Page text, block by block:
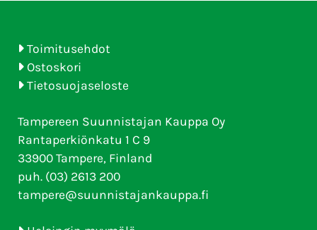
Toimitusehdot
Ostoskori
Tietosuojaseloste
Tampereen Suunnistajan Kauppa Oy
Rantaperkiönkatu 1 C 9
33900 Tampere, Finland
puh. (03) 2613 200
tampere@suunnistajankauppa.fi